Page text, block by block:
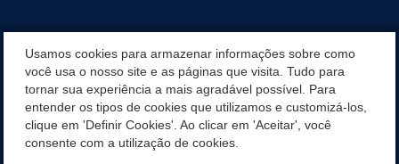
MANUAL DE PROCEDIMENTOS IMOBILIÁRIOS SEINFRA
TURMINHA DO LAGO
Usamos cookies para armazenar informações sobre como
você usa o nosso site e as páginas que visita. Tudo para
tornar sua experiência a mais agradável possível. Para
entender os tipos de cookies que utilizamos e customizá-los,
clique em 'Definir Cookies'. Ao clicar em 'Aceitar', você
consente com a utilização de cookies.